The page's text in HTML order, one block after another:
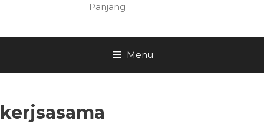
Panjang
Menu
kerjsasama